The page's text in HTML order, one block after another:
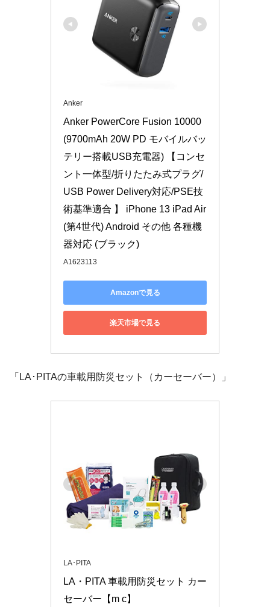
Anker
Anker PowerCore Fusion 10000
(9700mAh 20W PD モバイルバッ
テリー搭載USB充電器) 【コンセ
ント一体型/折りたたみ式プラグ/
USB Power Delivery対応/PSE技
術基準適合 】 iPhone 13 iPad Air
(第4世代) Android その他 各種機
器対応 (ブラック)
A1623113
Amazonで見る
楽天市場で見る
「LA･PITAの車載用防災セット（カーセーバー）」
LA･PITA
LA・PITA 車載用防災セット カー
セーバー【m c】